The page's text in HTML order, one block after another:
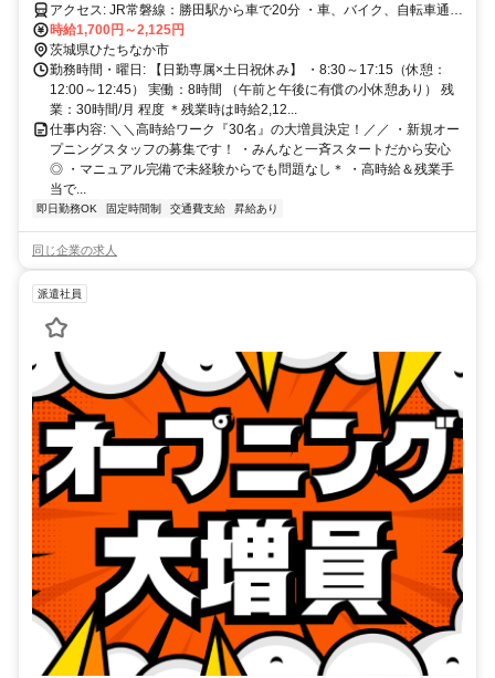
アクセス: JR常磐線：勝田駅から車で20分 ・車、バイク、自転車通勤
OK ・無料駐車場あり ・交通費規定内支給
時給1,700円～2,125円
茨城県ひたちなか市
勤務時間・曜日: 【日勤専属×土日祝休み】 ・8:30～17:15（休憩：
12:00～12:45） 実働：8時間 （午前と午後に有償の小休憩あり） 残
業：30時間/月 程度 ＊残業時は時給2,12...
仕事内容: ＼＼高時給ワーク『30名』の大増員決定！／／ ・新規オー
プニングスタッフの募集です！ ・みんなと一斉スタートだから安心
◎ ・マニュアル完備で未経験からでも問題なし＊ ・高時給＆残業手
当で...
即日勤務OK 固定時間制 交通費支給 昇給あり
同じ企業の求人
派遣社員